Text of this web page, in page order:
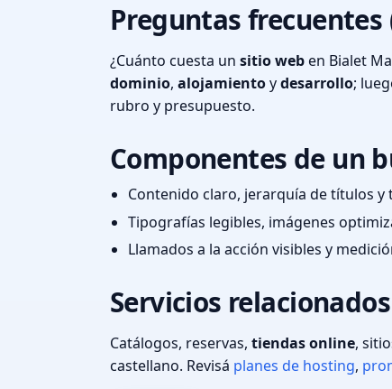
Preguntas frecuentes
¿Cuánto cuesta un sitio weben Bialet
dominio, alojamientoydesarrollo;
rubro y presupuesto.
Componentes de un
Contenido claro, jerarquía de títulos
Tipografías legibles, imágenes
Llamados a la acción visibles y
Servicios
Catálogos, reservas, tiendas online,
castellano. Revisá planes de hosting,